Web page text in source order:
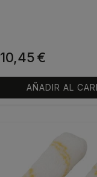
10,45€
AÑADIR AL